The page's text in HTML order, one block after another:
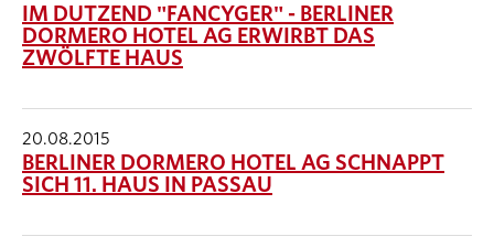
IM DUTZEND "FANCYGER" - BERLINER
DORMERO HOTEL AG ERWIRBT DAS
ZWÖLFTE HAUS
20.08.2015
BERLINER DORMERO HOTEL AG SCHNAPPT
SICH 11. HAUS IN PASSAU